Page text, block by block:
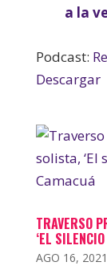
a la
Podcast:
Descargar
TRAVERSO
‘EL
AGO 16, 2021